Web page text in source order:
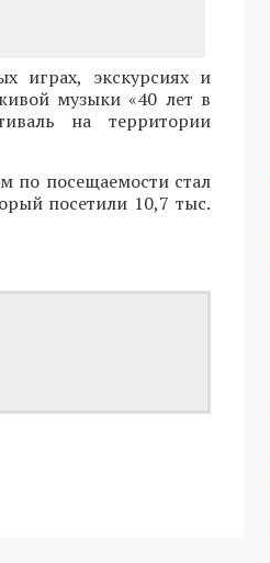
играх, экскурсиях и
музыки «40 лет в
на территории
по посещаемости стал
посетили 10,7 тыс.